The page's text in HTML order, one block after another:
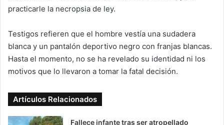
practicarle la necropsia de ley.
Testigos refieren que el hombre vestía una sudadera
blanca y un pantalón deportivo negro con franjas blancas.
Hasta el momento, no se ha revelado su identidad ni los
motivos que lo llevaron a tomar la fatal decisión.
Artículos Relacionados
Fallece infante tras ser atropellado